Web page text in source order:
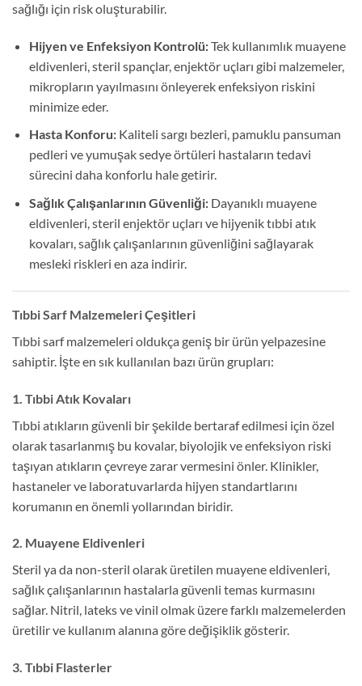
sağlığı için risk oluşturabilir.
Hijyen ve Enfeksiyon Kontrolü:Tek kullanımlık muayene
eldivenleri, steril spançlar, enjektör uçları gibi malzemeler,
mikropların yayılmasını önleyerek enfeksiyon riskini
minimize eder.
Hasta Konforu:Kaliteli sargı bezleri, pamuklu pansuman
pedleri ve yumuşak sedye örtüleri hastaların tedavi
sürecini daha konforlu hale getirir.
Sağlık Çalışanlarının Güvenliği:Dayanıklı muayene
eldivenleri, steril enjektör uçları ve hijyenik tıbbi atık
kovaları, sağlık çalışanlarının güvenliğini sağlayarak
mesleki riskleri en aza indirir.
Tıbbi Sarf Malzemeleri Çeşitleri
Tıbbi sarf malzemeleri oldukça geniş bir ürün yelpazesine
sahiptir. İşte en sık kullanılan bazı ürün grupları:
1. Tıbbi Atık Kovaları
Tıbbi atıkların güvenli bir şekilde bertaraf edilmesi için özel
olarak tasarlanmış bu kovalar, biyolojik ve enfeksiyon riski
taşıyan atıkların çevreye zarar vermesini önler. Klinikler,
hastaneler ve laboratuvarlarda hijyen standartlarını
korumanın en önemli yollarından biridir.
2. Muayene Eldivenleri
Steril ya da non-steril olarak üretilen muayene eldivenleri,
sağlık çalışanlarının hastalarla güvenli temas kurmasını
sağlar. Nitril, lateks ve vinil olmak üzere farklı malzemelerden
üretilir ve kullanım alanına göre değişiklik gösterir.
3. Tıbbi Flasterler